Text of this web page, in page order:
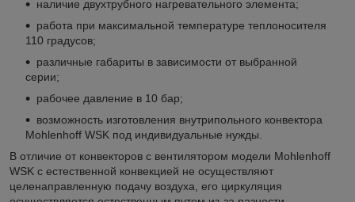
наличие двухтрубного нагревательного элемента;
работа при максимальной температуре теплоносителя
110 градусов;
различные габариты в зависимости от выбранной
серии;
рабочее давление в 10 бар;
возможность изготовления внутрипольного конвектора
Mohlenhoff WSK под индивидуальные нужды.
В отличие от конвекторов с вентилятором модели Mohlenhoff
WSK с естественной конвекцией не осуществляют
целенаправленную подачу воздуха, его циркуляция